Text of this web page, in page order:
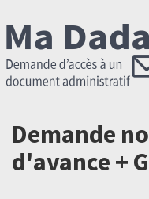
Demande
d'avance +